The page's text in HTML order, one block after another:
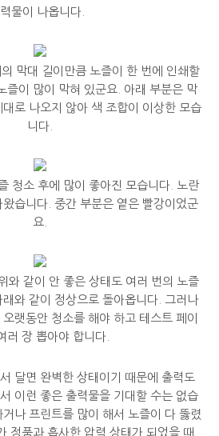
물이 나옵니다.
막대 길이만큼 노즐이 한 번에 인쇄할
즐이 많이 막혀 있군요. 아래 부분은 막
로 나오지 않아 색 조합이 이상한 모습
니다.
청소 후에 많이 좋아진 모습니다. 노란
습니다. 중간 부분은 옅은 빨강이었군
요.
와 같이 안 좋은 상태도 여러 번의 노즐
와 같이 정상으로 돌아옵니다. 그러나
랫동안 청소를 해야 하고 테스트 페이
러 장 뽑아야 합니다.
달면 완벽한 상태이기 때문에 출력도
이런 좋은 출력물을 기대할 수는 없습
나 프린트를 많이 해서 노즐이 다 뚫렸
정품과 흡사한 압력 상태가 되었을 때,